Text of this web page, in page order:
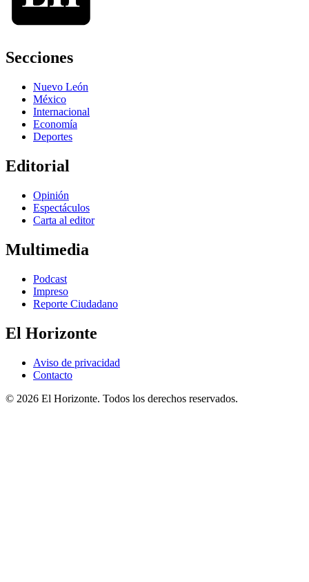
Secciones
Nuevo León
México
Internacional
Economía
Deportes
Editorial
Opinión
Espectáculos
Carta al editor
Multimedia
Podcast
Impreso
Reporte Ciudadano
El Horizonte
Aviso de privacidad
Contacto
© 2026 El Horizonte. Todos los derechos reservados.